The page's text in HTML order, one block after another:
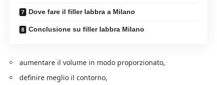
Dove fare il filler labbra a Milano
Conclusione su filler labbra Milano
aumentare il volume in modo proporzionato,
definire meglio il contorno,